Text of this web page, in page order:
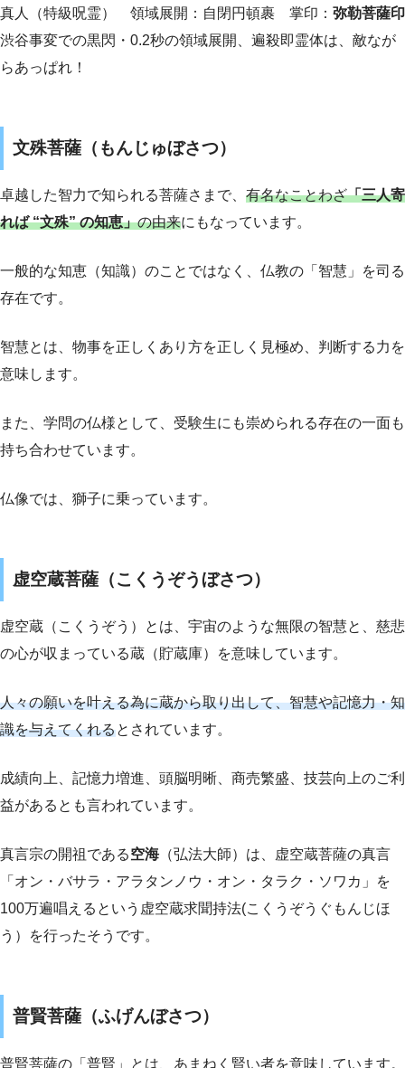
真人（特級呪霊） 領域展開：自閉円頓裹 掌印： 弥勒菩薩印
渋谷事変での黒閃・0.2秒の領域展開、遍殺即霊体は、敵なが
らあっぱれ！
文殊菩薩（もんじゅぼさつ）
卓越した智力で知られる菩薩さまで、 有名なことわざ「三人寄
れば “文殊” の知恵」の由来にもなっています。
一般的な知恵（知識）のことではなく、仏教の「智慧」を司る
存在です。
智慧とは、物事を正しくあり方を正しく見極め、判断する力を
意味します。
また、学問の仏様として、受験生にも崇められる存在の一面も
持ち合わせています。
仏像では、獅子に乗っています。
虚空蔵菩薩（こくうぞうぼさつ）
虚空蔵（こくうぞう）とは、宇宙のような無限の智慧と、慈悲
の心が収まっている蔵（貯蔵庫）を意味しています。
人々の願いを叶える為に蔵から取り出して、智慧や記憶力・知
識を与えてくれるとされています。
成績向上、記憶力増進、頭脳明晰、商売繁盛、技芸向上のご利
益があるとも言われています。
真言宗の開祖である空海 （弘法大師）は、虚空蔵菩薩の真言
「オン・バサラ・アラタンノウ・オン・タラク・ソワカ」を
100万遍唱えるという虚空蔵求聞持法(こくうぞうぐもんじほ
う）を行ったそうです。
普賢菩薩（ふげんぼさつ）
普賢菩薩の「普賢」とは、あまねく賢い者を意味しています。